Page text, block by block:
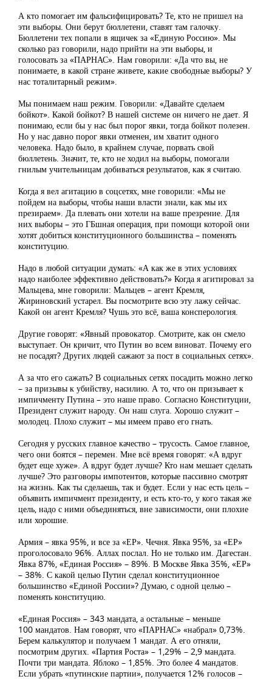
А кто помогает им фальсифицировать? Те, кто не пришел на
эти выборы. Они берут бюллетени, ставят там галочку.
Бюллетени тех попали в ящичек за «Единую Россию». Мы
сколько раз говорили, надо прийти на эти выборы, и
голосовать за «ПАРНАС». Нам говорили: «Да что вы, не
понимаете, в какой стране живете, какие свободные выборы? У
нас тоталитарный режим».
Мы понимаем наш режим. Говорили: «Давайте сделаем
бойкот». Какой бойкот? В нашей системе он ничего не дает. Я
понимаю, если бы у нас был порог явки, тогда бойкот полезен.
Но у нас давно порог явки отменен, им хватит одного
человека. Надо было, в крайнем случае, порвать свой
бюллетень. Значит, те, кто не ходил на выборы, помогали
гнилым учительницам добиваться результатов, как я считаю.
Когда я вел агитацию в соцсетях, мне говорили: «Мы не
пойдем на выборы, чтобы наши власти знали, как мы их
презираем». Да плевать они хотели на ваше презрение. Для
них выборы – это ГБшная операция, при помощи которой они
хотят добиться конституционного большинства – поменять
конституцию.
Надо в любой ситуации думать: «А как же в этих условиях
надо наиболее эффективно действовать?» Когда я агитировал за
Мальцева, мне говорили: Мальцев – агент Кремля,
Жириновский устарел. Вы посмотрите всю эту лажу сейчас.
Какой он агент Кремля? Чушь это всё, ваша консперология.
Другие говорят: «Явный провокатор. Смотрите, как он смело
выступает. Он кричит, что Путин во всем виноват. Почему его
не посадят? Других людей сажают за пост в социальных сетях».
А за что его сажать? В социальных сетях посадить можно легко
– за призывы к убийству, насилию. А то, что он призывает к
импичменту Путина – это наше право. Согласно Конституции,
Президент служит народу. Он наш слуга. Хорошо служит –
молодец. Плохо служит – мы имеем право его гнать.
Сегодня у русских главное качество – трусость. Самое главное,
чего они боятся – перемен. Мне всё время говорят: «А вдруг
будет еще хуже». А вдруг будет лучше? Кто нам мешает сделать
лучше? Это разговоры импотентов, которые пассивно смотрят
на жизнь. Как ты сделаешь, так и будет. Если у нас есть цель –
объявить импичмент президенту, и есть кто-то, у кого такая же
цель, надо с ними объединяться, вне зависимости, они плохие
или хорошие.
Армия – явка 95%, и все за «ЕР». Чечня. Явка 95%, за «ЕР»
проголосовало 96%. Аллах послал. Но не только им. Дагестан.
Явка 87%, «Единая Россия» – 89%. В Москве Явка 35%, «ЕР»
– 38%. С какой целью Путин сделал конституционное
большинство «Единой России»? Думаю, с одной целью –
поменять конституцию.
«Единая Россия» – 343 мандата, а остальные – меньше
100 мандатов. Нам говорят, что «ПАРНАС» «набрал» 0,73%.
Берем калькулятор и получаем 1 мандат. А его отняли,
посмотрим других. «Партия Роста» – 1,29% – 2,9 мандата.
Почти три мандата. Яблоко – 1,85%. Это более 4 мандатов.
Если убрать «путинские партии», получается 12% голосов –